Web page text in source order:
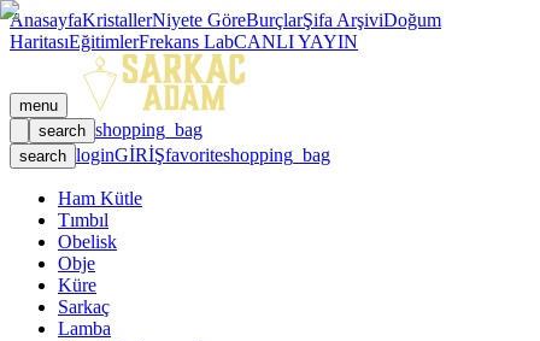
AnasayfaKristallerNiyete GöreBurçlarŞifa ArşiviDoğum
HaritasıEğitimlerFrekans LabCANLI YAYIN
menu
search shopping_bag
search loginGİRİŞfavoriteshopping_bag
Ham Kütle
Tımbıl
Obelisk
Obje
Küre
Sarkaç
Lamba